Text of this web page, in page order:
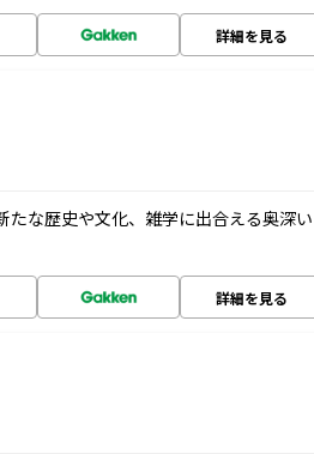
詳細を見る
な歴史や文化、雑学に出合える奥深い
詳細を見る